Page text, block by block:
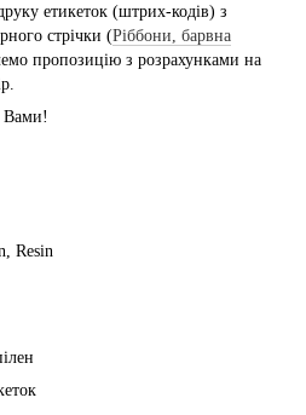
етикеток (штрих-кодів) з
стрічки (Ріббони, барвна
пропозицію з розрахунками на
Вами!
Resin